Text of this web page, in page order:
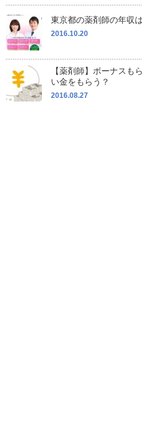
東京都の薬剤師の年収
2016.10.20
【薬剤師】ボーナスも
い金をもらう？
2016.08.27